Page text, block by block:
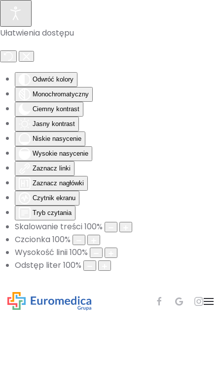
Ułatwienia dostępu
Odwróć kolory
Monochromatyczny
Ciemny kontrast
Jasny kontrast
Niskie nasycenie
Wysokie nasycenie
Zaznacz linki
Zaznacz nagłówki
Czytnik ekranu
Tryb czytania
Skalowanie treści 100%
Czcionka 100%
Wysokość linii 100%
Odstęp liter100%
Skip to main content